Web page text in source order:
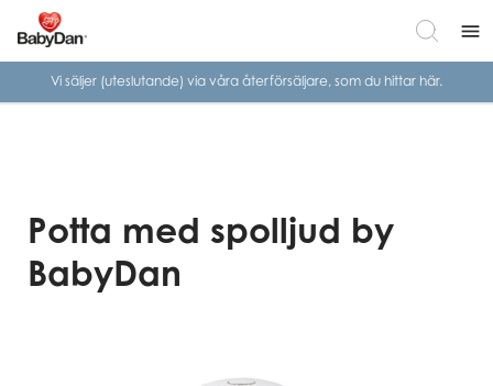
menu
Vi säljer (uteslutande) via våra återförsäljare, som du hittar här.
Potta med spolljud by
BabyDan